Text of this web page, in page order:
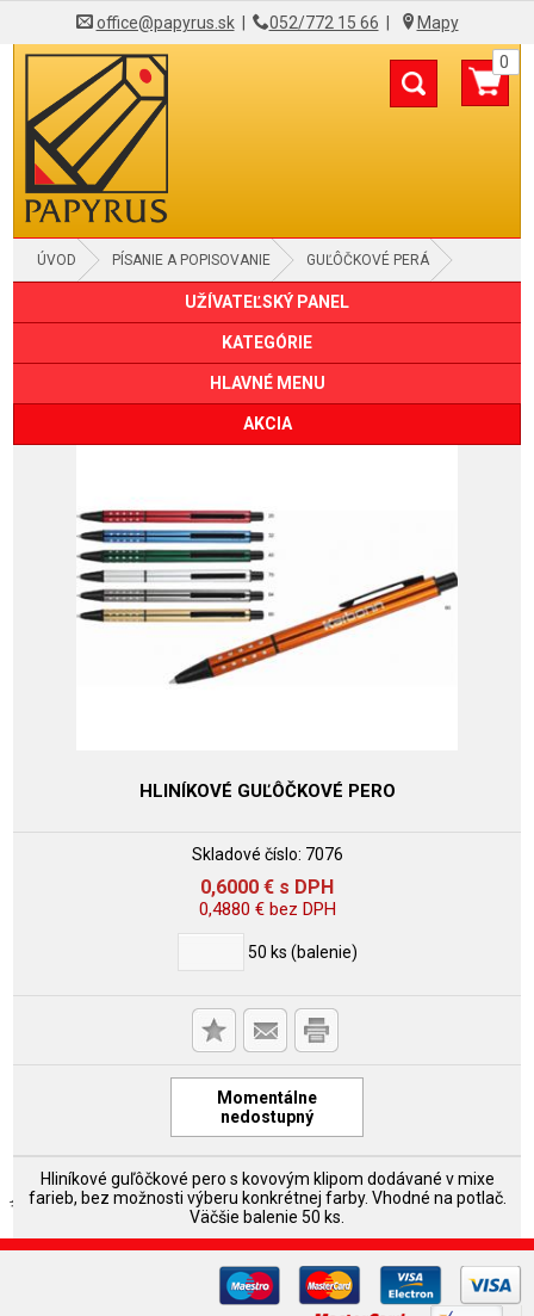
office@papyrus.sk| 052/772 15 66 Mapy
0
ÚVOD PÍSANIE A POPISOVANIE GUĽÔČKOVÉ PERÁ
UŽÍVATEĽSKÝ PANEL
KATEGÓRIE
HLAVNÉ MENU
AKCIA
HLINÍKOVÉ GUĽÔČKOVÉ PERO
Skladové číslo: 7076
0,6000 € s DPH
0,4880 €bez DPH
50 ks (balenie)
Momentálne
nedostupný
Hliníkové guľôčkové pero s kovovým klipom dodávané v mixe
farieb, bez možnosti výberu konkrétnej farby. Vhodné na potlač.
Väčšie balenie 50 ks.